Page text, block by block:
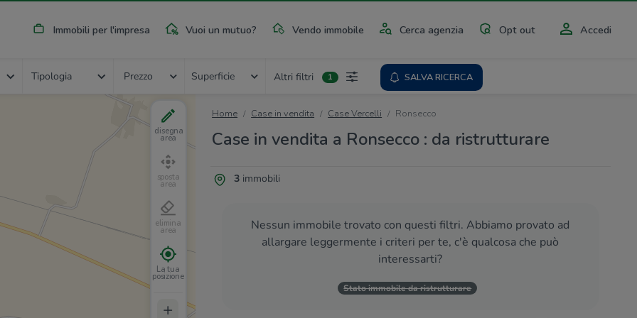
Immobili per l'impresa Vuoi un mutuo? Vendo immobile Cerca agenzia Opt out Accedi
Tipologia Prezzo Superficie Altri filtri 1 SALVA RICERCA
Home Case in vendita Case Vercelli Ronsecco
Case in vendita a Ronsecco : da ristrutturare
3immobili
Nessun immobile trovato con questi filtri. Abbiamo provato ad
allargare leggermente i criteri per te, c'è qualcosa che può
interessarti?
Stato immobile da ristrutturare
disegna
area
sposta
area
elimina
area
La tua
posizione
+